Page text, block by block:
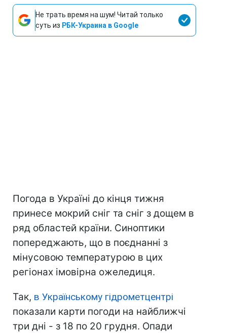
Не трать время на шум! Читай только
суть из РБК-Украина в Google
Погода в Україні до кінця тижня
принесе мокрий сніг та сніг з дощем в
ряд областей країни. Синоптики
попереджають, що в поєднанні з
мінусовою температурою в цих
регіонах імовірна ожеледиця.
Так, в Українському гідрометцентрі
показали карти погоди на найближчі
три дні - з 18 по 20 грудня. Опади